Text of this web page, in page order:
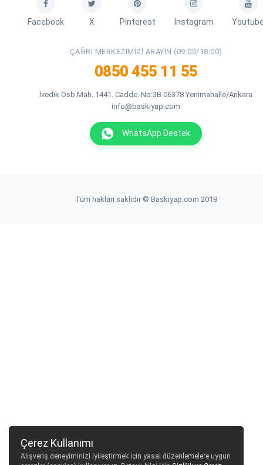
Facebook X Pinterest Instagram
ÇAĞRI MERKEZIMIZI ARAYIN (09:00/18:00)
0850 455 11 55
İvedik Osb Mah. 1441. Cadde. No:3B 06378 Yenimahalle/Ankara
info@baskiyap.com
WhatsApp Destek
Tüm hakları saklıdır © Baskiyap.com 2018
Çerez Kullanımı
Alışveriş deneyiminizi iyileştirmek için yasal düzenlemelere uygun